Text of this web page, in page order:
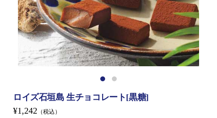
ロイズ石垣島 生チョコレート[黒糖]
¥1,242 （税込）